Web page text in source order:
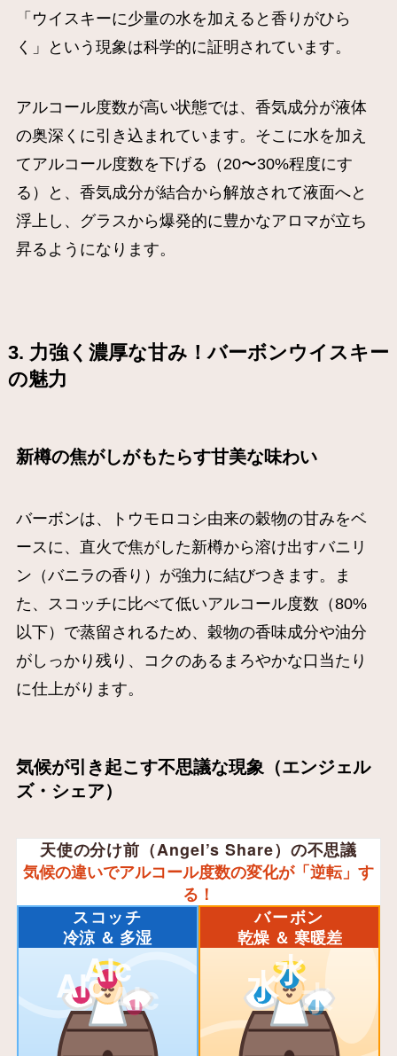
「ウイスキーに少量の水を加えると香りがひら
く」という現象は科学的に証明されています。
アルコール度数が高い状態では、香気成分が液体
の奥深くに引き込まれています。そこに水を加え
てアルコール度数を下げる（20〜30%程度にす
る）と、香気成分が結合から解放されて液面へと
浮上し、グラスから爆発的に豊かなアロマが立ち
昇るようになります。
3. 力強く濃厚な甘み！バーボンウイスキー
の魅力
新樽の焦がしがもたらす甘美な味わい
バーボンは、トウモロコシ由来の穀物の甘みをベ
ースに、直火で焦がした新樽から溶け出すバニリ
ン（バニラの香り）が強力に結びつきます。ま
た、スコッチに比べて低いアルコール度数（80%
以下）で蒸留されるため、穀物の香味成分や油分
がしっかり残り、コクのあるまろやかな口当たり
に仕上がります。
気候が引き起こす不思議な現象（エンジェル
ズ・シェア）
天使の分け前（Angel’s Share）の不思議
気候の違いでアルコール度数の変化が「逆転」す
る！
スコッチ
冷涼 ＆ 多湿
Alc
Alc
Alc
バーボン
乾燥 ＆ 寒暖差
水
水
水